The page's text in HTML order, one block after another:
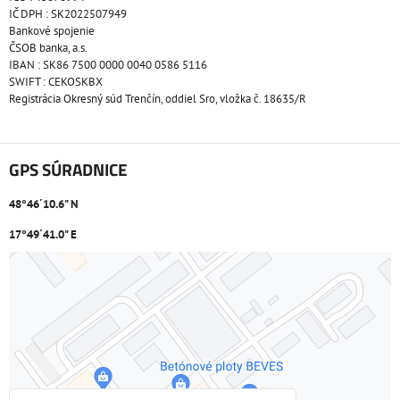
IČ DPH : SK2022507949
Bankové spojenie
ČSOB banka, a.s.
IBAN : SK86 7500 0000 0040 0586 5116
SWIFT : CEKOSKBX
Registrácia Okresný súd Trenčín, oddiel Sro, vložka č. 18635/R
GPS SÚRADNICE
48°46´10.6" N
17°49´41.0" E
Externý obsah je blokovaný Voľbami súkromia
Prajete si načítať externý obsah?